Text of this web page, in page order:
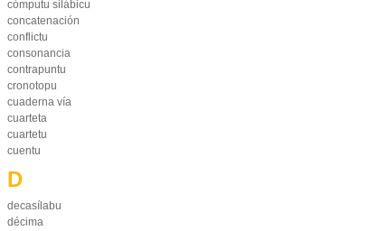
cómputu silábicu
concatenación
conflictu
consonancia
contrapuntu
cronotopu
cuaderna vía
cuarteta
cuartetu
cuentu
D
decasílabu
décima